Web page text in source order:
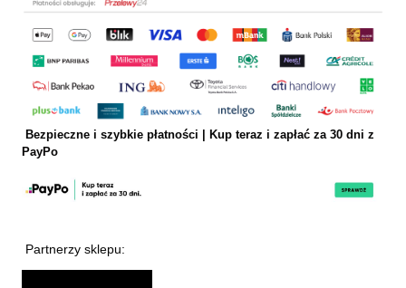
Bezpieczne i szybkie płatności | Kup teraz i zapłać za 30 dni z
PayPo
Partnerzy sklepu: